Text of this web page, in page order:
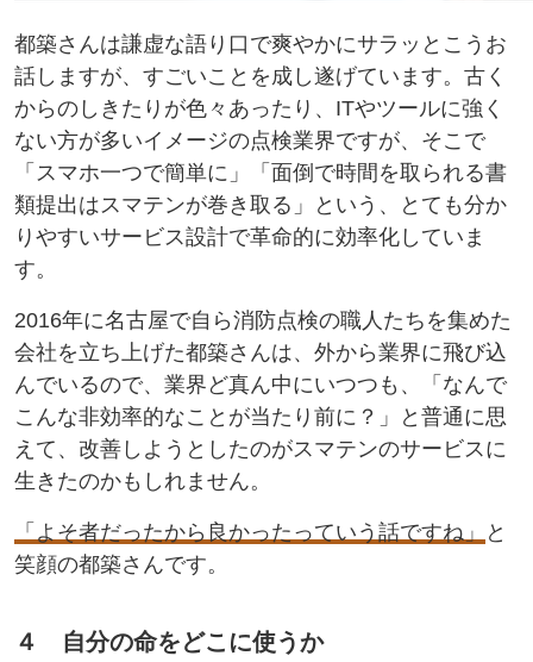
都築さんは謙虚な語り口で爽やかにサラッとこうお
話しますが、すごいことを成し遂げています。古く
からのしきたりが色々あったり、ITやツールに強く
ない方が多いイメージの点検業界ですが、そこで
「スマホ一つで簡単に」「面倒で時間を取られる書
類提出はスマテンが巻き取る」という、とても分か
りやすいサービス設計で革命的に効率化していま
す。
2016年に名古屋で自ら消防点検の職人たちを集めた
会社を立ち上げた都築さんは、外から業界に飛び込
んでいるので、業界ど真ん中にいつつも、「なんで
こんな非効率的なことが当たり前に？」と普通に思
えて、改善しようとしたのがスマテンのサービスに
生きたのかもしれません。
「よそ者だったから良かったっていう話ですね」
と
笑顔の都築さんです。
４ 自分の命をどこに使うか